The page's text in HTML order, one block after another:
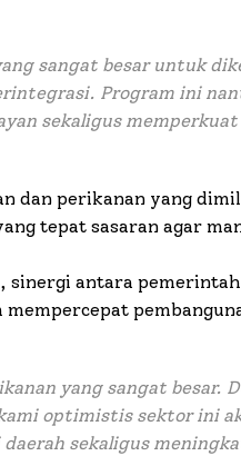
sangat besar untuk
Program ini
sekaligus
dan perikanan yang
tepat sasaran agar
antara
yang sangat besar.
optimistis sektor ini
sekaligus